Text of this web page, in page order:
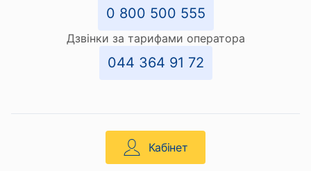
0 800 500 555
Дзвінки за тарифами оператора
044 364 91 72
Кабінет